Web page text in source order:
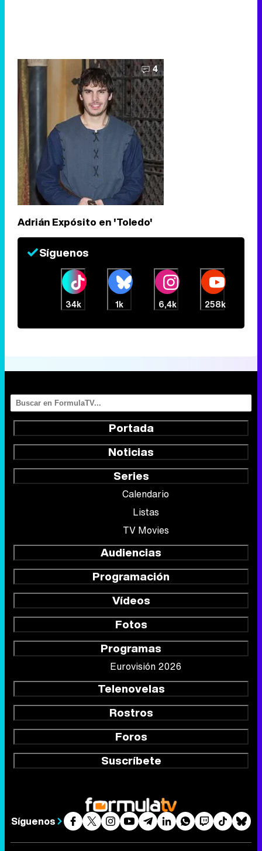
4
Adrián Expósito en 'Toledo'
Síguenos
34k 1k 6,4k 258k
Portada
Noticias
Series
Calendario
Listas
TV Movies
Audiencias
Programación
Vídeos
Fotos
Programas
Eurovisión 2026
Telenovelas
Rostros
Foros
Suscríbete
Síguenos